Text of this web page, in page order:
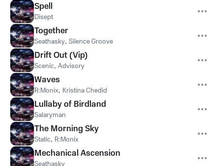
Spell
Disept
Together
Seathasky, Silence Groove
Drift Out (Vip)
Scenic, Advisory
Waves
R:Monix, Kristina Chedid
Lullaby of Birdland
Salaryman
The Morning Sky
Static, R:Monix
Mechanical Ascension
Seathasky